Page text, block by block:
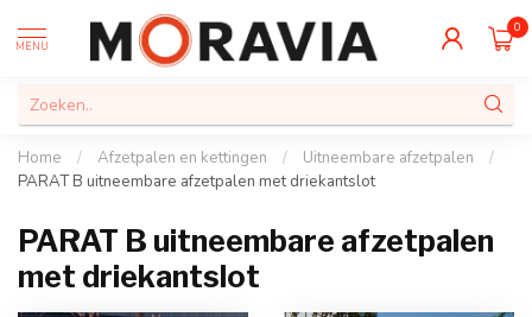
MENU
0
Home / Afzetpalen en kettingen / Uitneembare afzetpalen
/
PARAT B uitneembare afzetpalen met driekantslot
PARAT B uitneembare afzetpalen
met driekantslot